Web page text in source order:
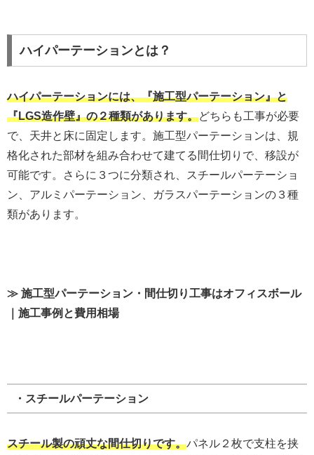
ハイパーテーションとは？
ハイパーテーションには、『施工型パーテーション』と
『LGS造作壁』の２種類があります。どちらも工事が必要
で、天井と床に固定します。施工型パーテーションは、規
格化された部材を組み合わせて建てる間仕切りで、移設が
可能です。さらに３つに分類され、スチールパーテーショ
ン、アルミパーテーション、ガラスパーテーションの３種
類があります。
≫ 施工型パーテーション・間仕切り工事はオフィスボール
｜施工事例と費用相場
・スチールパーテーション
スチール製の頑丈な間仕切りです。パネル２枚で支柱を挟